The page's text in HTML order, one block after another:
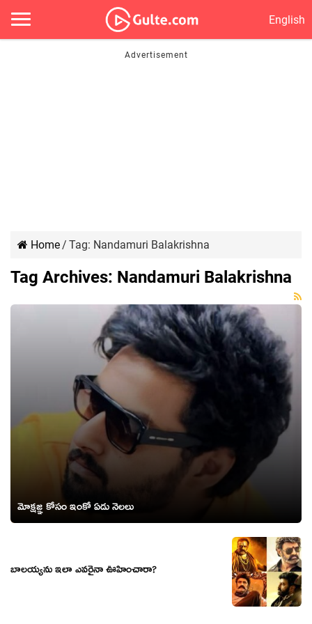
English
Home/ Tag: Nandamuri Balakrishna
Tag Archives: Nandamuri Balakrishna
మోక్షజ్ఞ కోసం ఇంకో ఏడు నెలలు
బాలయ్యను ఇలా ఎవరైనా ఊహించారా?